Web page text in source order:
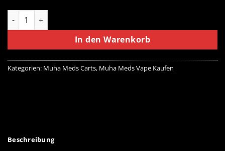
Lemon Cherry Gelato Muha Meds Cart 1000MG | Sativa Menge
In den Warenkorb
Kategorien: Muha Meds Carts, Muha Meds Vape Kaufen
Beschreibung